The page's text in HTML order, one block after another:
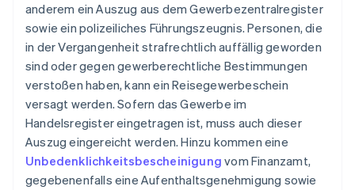
anderem ein Auszug aus dem Gewerbezentralregister
sowie ein polizeiliches Führungszeugnis. Personen, die
in der Vergangenheit strafrechtlich auffällig geworden
sind oder gegen gewerberechtliche Bestimmungen
verstoßen haben, kann ein Reisegewerbeschein
versagt werden. Sofern das Gewerbe im
Handelsregister eingetragen ist, muss auch dieser
Auszug eingereicht werden. Hinzu kommen eine
Unbedenklichkeitsbescheinigung vom Finanzamt,
gegebenenfalls eine Aufenthaltsgenehmigung sowie